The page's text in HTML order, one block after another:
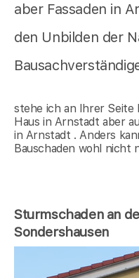
aber Fassaden in
den Unbilden der
stehe ich an Ihrer Seite
Haus in Arnstadt aber
in Arnstadt . Anders
Bauschaden wohl nicht
Sturmschaden an
Sondershausen